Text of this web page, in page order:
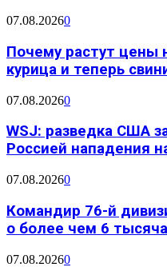
07.08.20260
Почему растут цены
курица и теперь
07.08.20260
WSJ: разведка США
Россией нападения
07.08.20260
Командир 76-й
о более чем 6
07.08.20260